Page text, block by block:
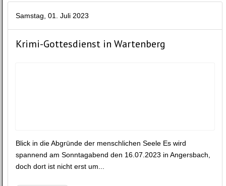
Samstag, 01. Juli 2023
Krimi-Gottesdienst in Wartenberg
Blick in die Abgründe der menschlichen Seele Es wird
spannend am Sonntagabend den 16.07.2023 in Angersbach,
doch dort ist nicht erst um...